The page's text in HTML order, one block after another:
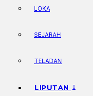
LOKA
SEJARAH
TELADAN
LIPUTAN